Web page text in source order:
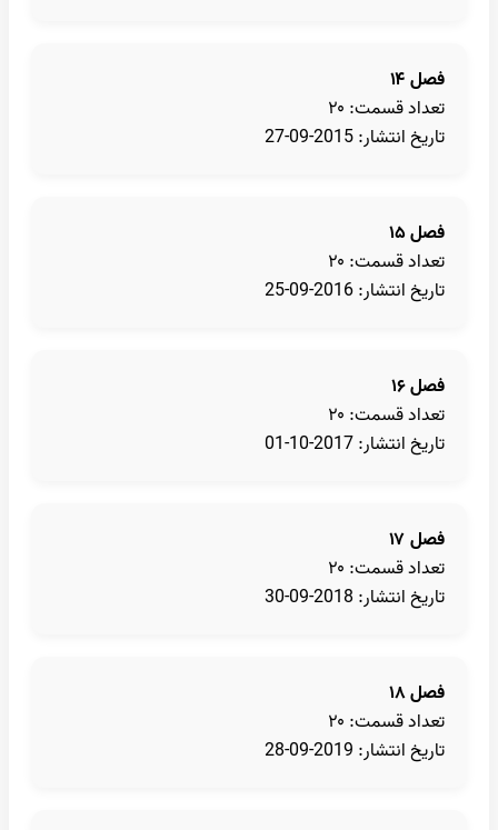
فصل ۱۴
تعداد قسمت: ۲۰
تاریخ انتشار: 2015-09-27
فصل ۱۵
تعداد قسمت: ۲۰
تاریخ انتشار: 2016-09-25
فصل ۱۶
تعداد قسمت: ۲۰
تاریخ انتشار: 2017-10-01
فصل ۱۷
تعداد قسمت: ۲۰
تاریخ انتشار: 2018-09-30
فصل ۱۸
تعداد قسمت: ۲۰
تاریخ انتشار: 2019-09-28